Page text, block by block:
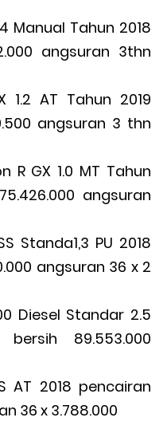
Manual Tahun 2018
angsuran 3thn
1.2 AT Tahun 2019
angsuran 3 thn
R GX 1.0 MT Tahun
angsuran
Standa1,3 PU 2018
angsuran 36 x 2
Diesel Standar 2.5
89.553.000
AT 2018 pencairan
36 x 3.788.000